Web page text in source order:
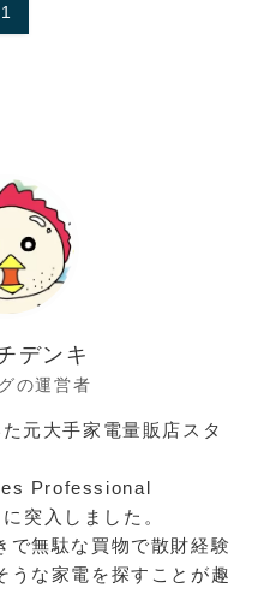
1
デンキ
の運営者
元大手家電量販店スタ
Professional
突入しました。
で無駄な買物で散財経験
うな家電を探すことが趣